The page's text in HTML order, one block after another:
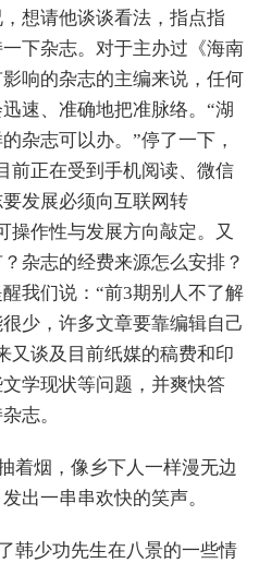
想请他谈谈看法，指点指
下杂志。对于主办过《海南
响的杂志的主编来说，任何
速、准确地把准脉络。“湖
杂志可以办。”停了一下，
前正在受到手机阅读、微信
发展必须向互联网转
操作性与发展方向敲定。又
杂志的经费来源怎么安排？
我们说：“前3期别人不了解
少，许多文章要靠编辑自己
又谈及目前纸媒的稿费和印
学现状等问题，并爽快答
志。
着烟，像乡下人一样漫无边
出一串串欢快的笑声。
韩少功先生在八景的一些情